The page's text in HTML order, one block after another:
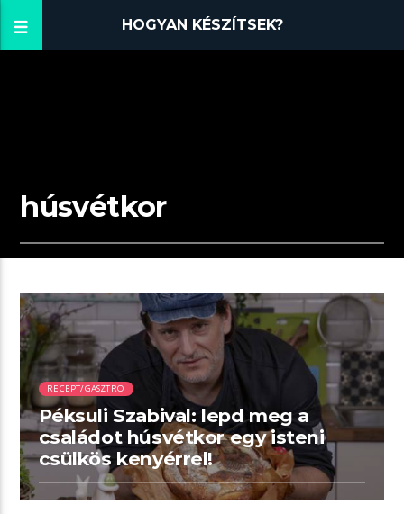
HOGYAN KÉSZÍTSEK?
húsvétkor
00:41 READ TIME
RECEPT/GASZTRO
Péksuli Szabival: lepd meg a
családot húsvétkor egy isteni
csülkös kenyérrel!